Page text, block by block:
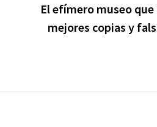
El efímero museo
mejores copias y